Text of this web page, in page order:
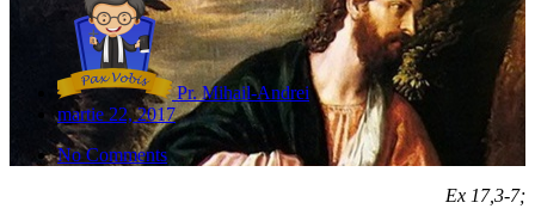
Pr. Mihail-Andrei
martie 22, 2017
No Comments
Ex 17,3-7;